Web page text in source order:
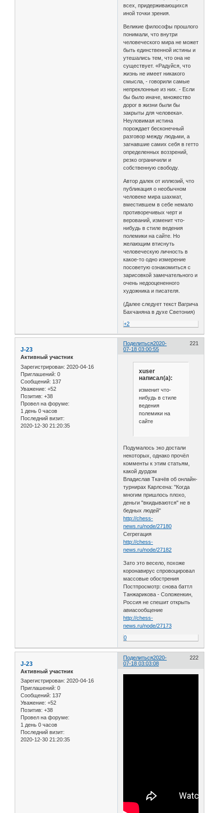
всех, придерживающихся
иной точки зрения.
Великие философы прошлого
понимали, что внутри
человеческого мира не может
быть единственной истины и
утешались тем, что она не
существует. «Радуйся, что
жизнь не имеет никакого
смысла, - говорили самые
непреклонные из них. - Если
бы было иначе, множество
дорог в жизни были бы
закрыты для человека».
Неуловимая истина
порождает бесконечный
разговор между людьми, а
загнавшие самих себя в гетто
определенных воззрений,
резко ограничили и
собственную свободу.
Автор далек от иллюзий, что
публикация о необычном
человеке мира шахмат,
вместившем в себе немало
противоречивых черт и
верований, изменит что-
нибудь в стиле ведения
полемики на сайте. Но
желающим втиснуть
человеческую личность в
какое-то одно измерение
посоветую ознакомиться с
зарисовкой замечательного и
очень недооцененного
художника и писателя.
(Далее следует текст Вагрича
Бахчаняна в духе Светония)
+2
Поделиться 221
2020-
07-18 03:00:55
J-23
Активный участник
Зарегистрирован: 2020-04-16
Приглашений: 0
Сообщений: 137
Уважение: +52
Позитив: +38
Провел на форуме:
1 день 0 часов
Последний визит:
2020-12-30 21:20:35
xuser
написал(а):
изменит что-
нибудь в стиле
ведения
полемики на
сайте
Подумалось эко достали
некоторых, однако прочёл
комменты к этим статьям,
какой дурдом
Владислав Ткачёв об онлайн-
турнирах Карлсена: "Когда
многим пришлось плохо,
деньги "вкидываются" не в
бедных людей"
http://chess-
news.ru/node/27180
Сегрегация
http://chess-
news.ru/node/27182
Зато это весело, похоже
коронавирус спровоцировал
массовые обострения
Постпросмотр: снова баттл
Танжарикова - Соложенкин,
Россия не спешит открыть
авиасообщение
http://chess-
news.ru/node/27173
0
Поделиться 222
2020-
07-18 03:03:08
J-23
Активный участник
Зарегистрирован: 2020-04-16
Приглашений: 0
Сообщений: 137
Уважение: +52
Позитив: +38
Провел на форуме:
1 день 0 часов
Последний визит:
2020-12-30 21:20:35